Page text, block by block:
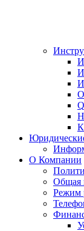
О Компании
Общая
Режим